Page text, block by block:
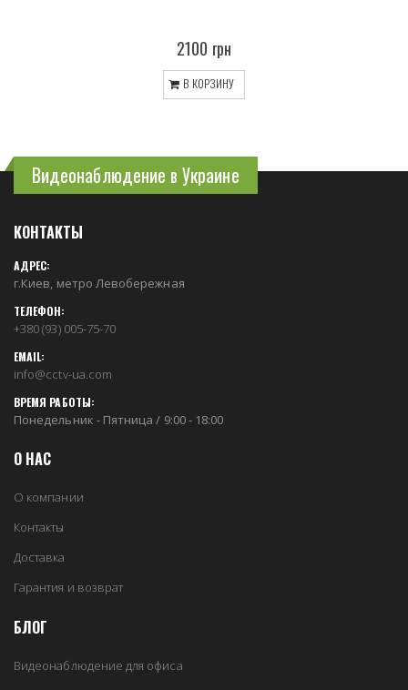
2100 грн
В КОРЗИНУ
Видеонаблюдение в Украине
КОНТАКТЫ
АДРЕС:
г.Киев, метро Левобережная
ТЕЛЕФОН:
+380 (93) 005-75-70
EMAIL:
info@cctv-ua.com
ВРЕМЯ РАБОТЫ:
Понедельник - Пятница / 9:00 - 18:00
О НАС
О компании
Контакты
Доставка
Гарантия и возврат
БЛОГ
Видеонаблюдение для офиса